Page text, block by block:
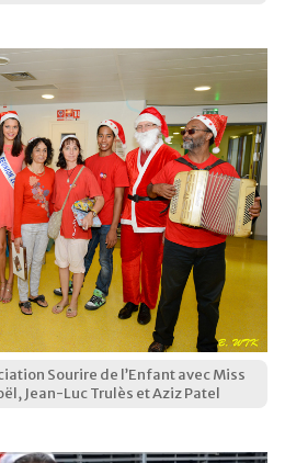
Sourire de l’Enfant avec Miss
Jean-Luc Trulès et Aziz Patel